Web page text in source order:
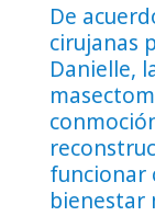
De
cirujanas
Danielle,
funcionar
bienestar